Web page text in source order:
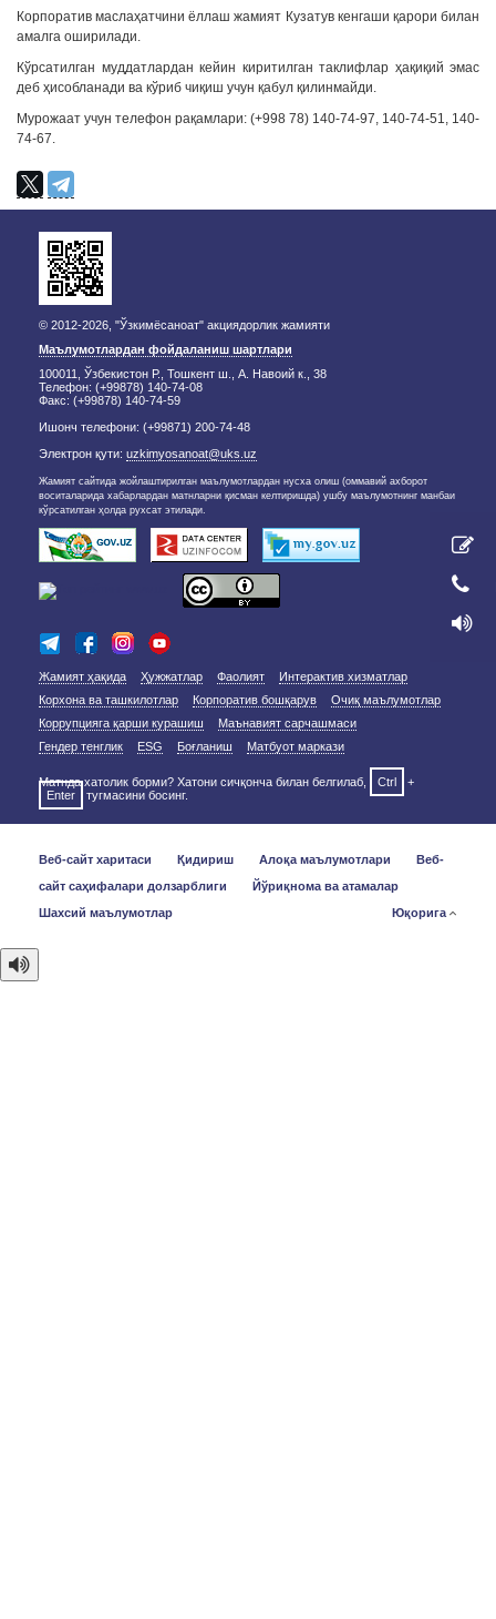
Корпоратив маслаҳатчини ёллаш жамият Кузатув кенгаши қарори билан
амалга оширилади.
Кўрсатилган муддатлардан кейин киритилган таклифлар ҳақиқий эмас
деб ҳисобланади ва кўриб чиқиш учун қабул қилинмайди.
Мурожаат учун телефон рақамлари: (+998 78) 140-74-97, 140-74-51, 140-
74-67.
© 2012-2026, "Ўзкимёсаноат" акциядорлик жамияти
Маълумотлардан фойдаланиш шартлари
100011, Ўзбекистон Р., Тошкент ш., А. Навоий к., 38
Телефон: (+99878) 140-74-08
Факс: (+99878) 140-74-59
Ишонч телефони: (+99871) 200-74-48
Электрон қути: uzkimyosanoat@uks.uz
Жамият сайтида жойлаштирилган маълумотлардан нусха олиш (оммавий ахборот
воситаларида хабарлардан матнларни қисман келтиришда) ушбу маълумотнинг манбаи
кўрсатилган ҳолда рухсат этилади.
Жамият ҳақида Ҳужжатлар Фаолият
Интерактив хизматлар
Корхона ва ташкилотлар
Корпоратив бошқарув
Очиқ маълумотлар
Коррупцияга қарши курашиш
Маънавият сарчашмаси
Гендер тенглик
ESG Боғланиш Матбуот маркази
Матнда хатолик борми? Хатони сичқонча билан белгилаб, Ctrl
+
Enter
тугмасини босинг.
Веб-сайт харитаси Қидириш Алоқа маълумотлари
Веб-
сайт саҳифалари долзарблиги
Йўриқнома ва атамалар
Шахсий маълумотлар
Юқорига